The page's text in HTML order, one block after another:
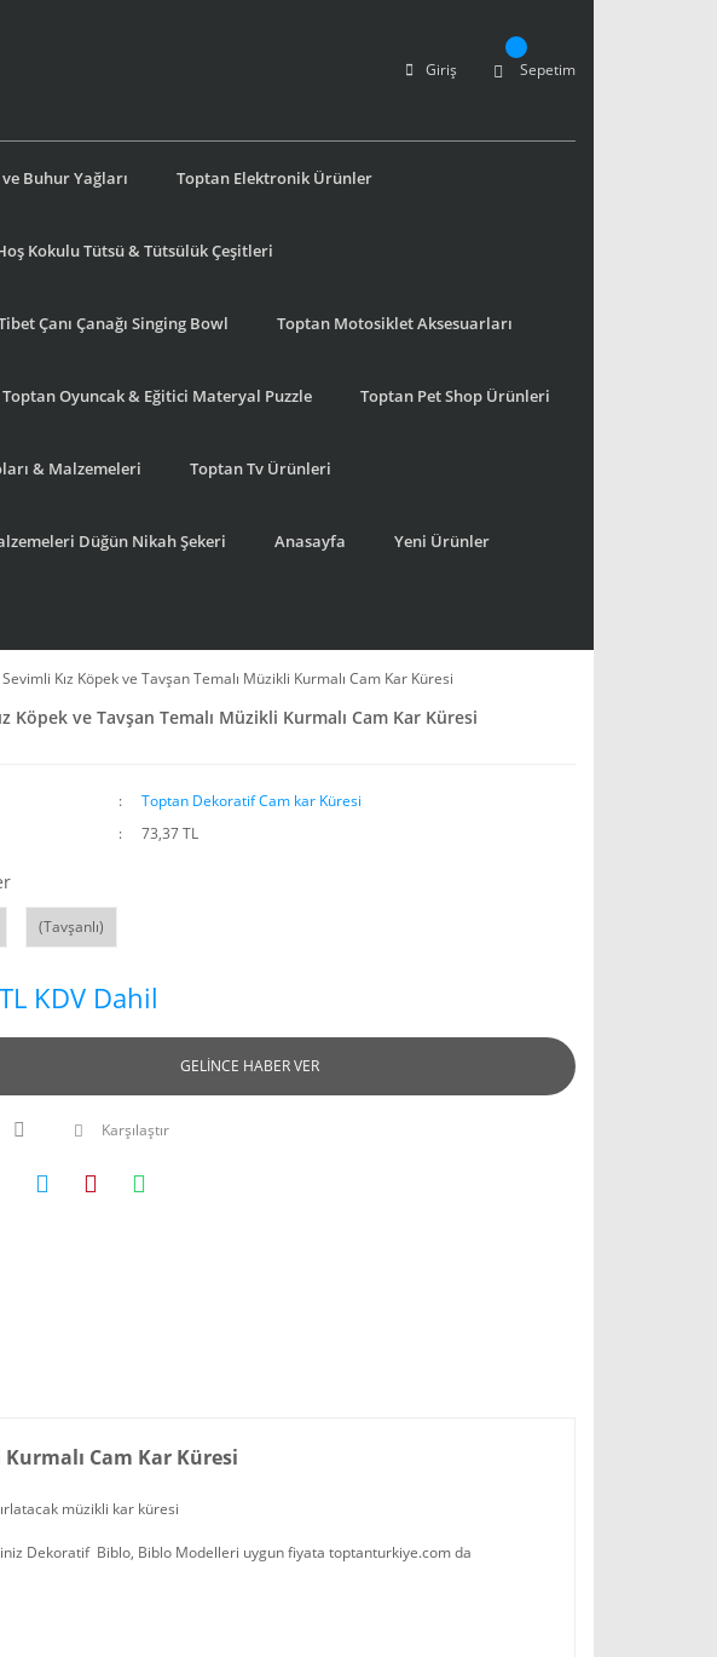
Giriş Sepetim
Buhur Yağları Toptan Elektronik Ürünler
Kokulu Tütsü & Tütsülük Çeşitleri
Çanı Çanağı Singing Bowl Toptan Motosiklet Aksesuarları
Toptan Oyuncak & Eğitici Materyal Puzzle Toptan Pet Shop Ürünleri
& Malzemeleri Toptan Tv Ürünleri
Düğün Nikah Şekeri Anasayfa Yeni Ürünler
Sevimli Kız Köpek ve Tavşan Temalı Müzikli Kurmalı Cam Kar Küresi
Köpek ve Tavşan Temalı Müzikli Kurmalı Cam Kar Küresi
Toptan Dekoratif Cam kar Küresi
73,37 TL
(Tavşanlı)
KDV Dahil
GELİNCE HABER VER
Karşılaştır
Cam Kar Küresi
müzikli kar küresi
Dekoratif Biblo, Biblo Modelleri uygun fiyata toptanturkiye.com da